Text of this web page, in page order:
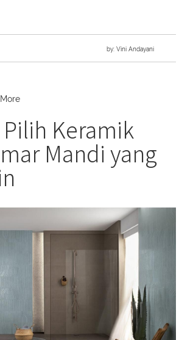
by: Vini Andayani
Keramik
Mandi yang